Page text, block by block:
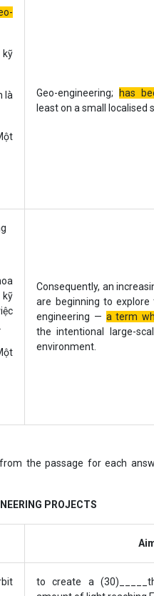
là
Geo-engineering; has
least on a small localised
kỹ
Consequently, an
are beginning to
engineering — a term
the intentional large-
environment.
from the passage for each
PROJECTS
to create a